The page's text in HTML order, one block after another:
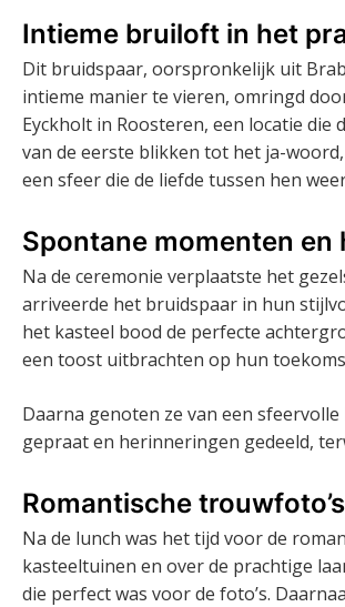
Intieme bruiloft in het
Dit bruidspaar, oorspronkelijk uit
intieme manier te vieren, omringd
Eyckholt in Roosteren, een locatie
van de eerste blikken tot het ja-
een sfeer die de liefde tussen hen
Spontane momenten
Na de ceremonie verplaatste het
arriveerde het bruidspaar in hun
het kasteel bood de perfecte
een toost uitbrachten op hun
Daarna genoten ze van een
gepraat en herinneringen gedeeld,
Romantische
Na de lunch was het tijd voor de
kasteeltuinen en over de prachtige
die perfect was voor de foto’s.